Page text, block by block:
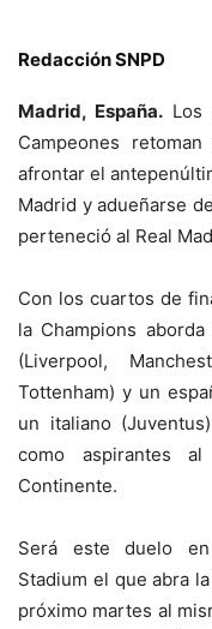
Redacción SNPD
Madrid, España.Los
Campeones
afrontar el
Madrid y adueñarse
perteneció al Real
Con los cuartos de
la Champions
(Liverpool,
Tottenham) y un
un italiano
como aspirantes
Continente.
Será este duelo
Stadium el que abra
próximo martes al